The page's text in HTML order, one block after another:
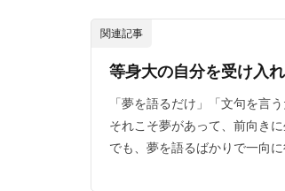
関連記事
等身大の自分を受け入
「夢を語るだけ」「文句を言
それこそ夢があって、前向き
でも、夢を語るばかりで一向